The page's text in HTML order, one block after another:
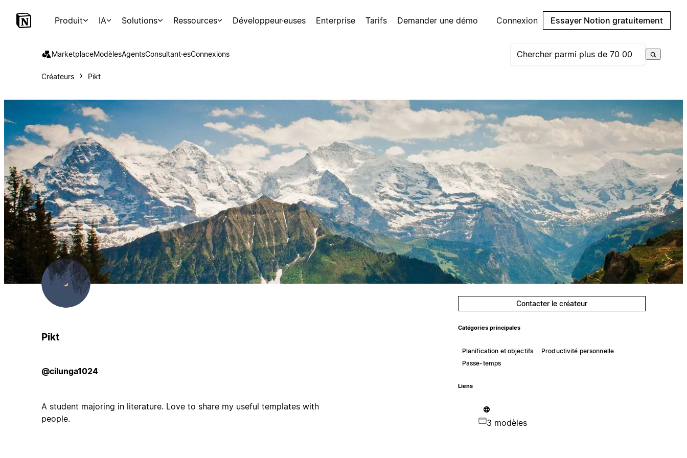
Produit IA Solutions Ressources Développeur·euses Enterprise Tarifs Demander une démo Connexion Essayer Notion gratuitement
MarketplaceModèlesAgentsConsultant·esConnexions
Créateurs Pikt
Pikt
@cilunga1024
A student majoring in literature. Love to share my useful templates with
people.
Contacter le créateur
Catégories principales
Planification et objectifs
Productivité personnelle
Passe-temps
Liens
3 modèles